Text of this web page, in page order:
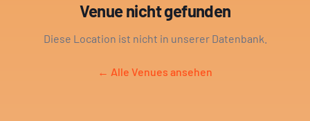
Venue nicht gefunden
Diese Location ist nicht in unserer Datenbank.
← Alle Venues ansehen